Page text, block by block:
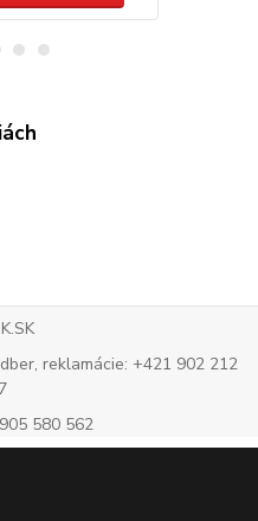
reklamácie: +421 902 212
580 562